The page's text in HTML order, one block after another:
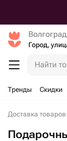
Волгоград
Город,
Найти
Тренды Скидки
Доставка